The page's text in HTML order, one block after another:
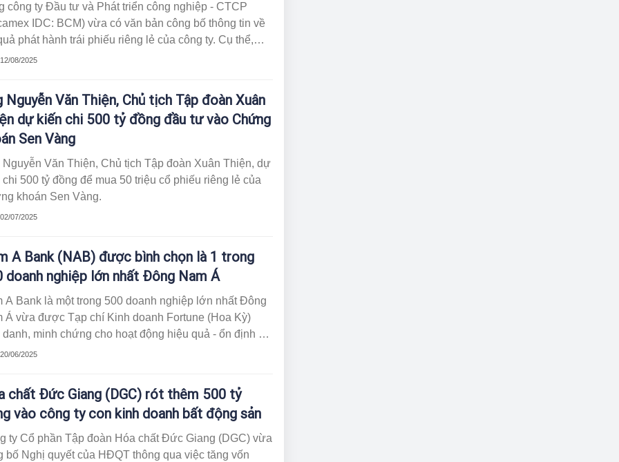
công ty Đầu tư và Phát triển công nghiệp - CTCP
IDC: BCM) vừa có văn bản công bố thông tin về
phát hành trái phiếu riêng lẻ của công ty. Cụ thể,
6/8/2025 đã phát hành thanh công 5.000 trái phiếu mã
08/2025
Nguyễn Văn Thiện, Chủ tịch Tập đoàn Xuân
dự kiến chi 500 tỷ đồng đầu tư vào Chứng
Sen Vàng
Nguyễn Văn Thiện, Chủ tịch Tập đoàn Xuân Thiện, dự
chi 500 tỷ đồng để mua 50 triệu cổ phiếu riêng lẻ của
khoán Sen Vàng.
07/2025
A Bank (NAB) được bình chọn là 1 trong
doanh nghiệp lớn nhất Đông Nam Á
A Bank là một trong 500 doanh nghiệp lớn nhất Đông
Á vừa được Tạp chí Kinh doanh Fortune (Hoa Kỳ)
danh, minh chứng cho hoạt động hiệu quả - ổn định –
bạch của ngân hàng này. Để vào trong bảng xếp
06/2025
chất Đức Giang (DGC) rót thêm 500 tỷ
vào công ty con kinh doanh bất động sản
ty Cổ phần Tập đoàn Hóa chất Đức Giang (DGC) vừa
bố Nghị quyết của HĐQT thông qua việc tăng vốn